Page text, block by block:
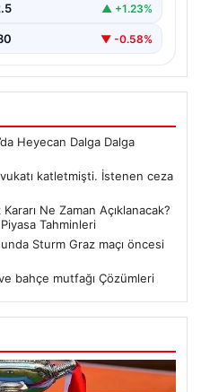
▲ +1.23%
▼ -0.58%
Heyecan Dalga Dalga
katletmişti. İstenen ceza
Ne Zaman Açıklanacak?
Tahminleri
Sturm Graz maçı öncesi
bahçe mutfağı Çözümleri